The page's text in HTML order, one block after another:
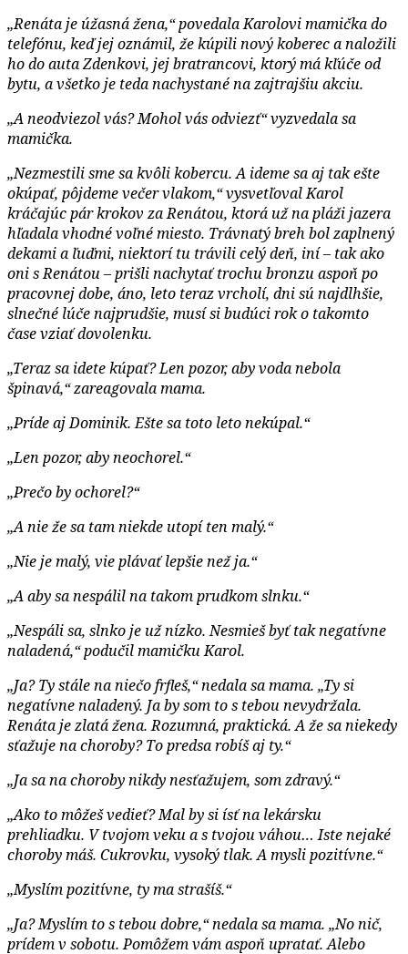
„Renáta je úžasná žena,“povedala Karolovi mamička do
telefónu, keď jej oznámil, že kúpili nový koberec a naložili
ho do auta Zdenkovi, jej bratrancovi, ktorý má kľúče od
bytu, a všetko je teda nachystané na zajtrajšiu akciu.
„A neodviezol vás? Mohol vás odviezť“vyzvedala sa
mamička.
„Nezmestili sme sa kvôli kobercu. A ideme sa aj tak ešte
okúpať, pôjdeme večer vlakom,“vysvetľoval Karol
kráčajúc pár krokov za Renátou, ktorá už na pláži jazera
hľadala vhodné voľné miesto. Trávnatý breh bol zaplnený
dekami a ľuďmi, niektorí tu trávili celý deň, iní – tak ako
oni s Renátou – prišli nachytať trochu bronzu aspoň po
pracovnej dobe, áno, leto teraz vrcholí, dni sú najdlhšie,
slnečné lúče najprudšie, musí si budúci rok o takomto
čase vziať dovolenku.
„Teraz sa idete kúpať? Len pozor, aby voda nebola
špinavá,“zareagovala mama.
„Príde aj Dominik. Ešte sa toto leto nekúpal.“
„Len pozor, aby neochorel.“
„Prečo by ochorel?“
„A nie že sa tam niekde utopí ten malý.“
„Nie je malý, vie plávať lepšie než ja.“
„A aby sa nespálil na takom prudkom slnku.“
„Nespáli sa, slnko je už nízko. Nesmieš byť tak negatívne
naladená,“podučil mamičku Karol.
„Ja? Ty stále na niečo frfleš,“nedala sa mama. „Ty si
negatívne naladený. Ja by som to s tebou nevydržala.
Renáta je zlatá žena. Rozumná, praktická. A že sa niekedy
sťažuje na choroby? To predsa robíš aj ty.“
„Ja sa na choroby nikdy nesťažujem, som zdravý.“
„Ako to môžeš vedieť? Mal by si ísť na lekársku
prehliadku. V tvojom veku a s tvojou váhou… Iste nejaké
choroby máš. Cukrovku, vysoký tlak. A mysli pozitívne.“
„Myslím pozitívne, ty ma strašíš.“
„Ja? Myslím to s tebou dobre,“nedala sa mama. „No nič,
prídem v sobotu. Pomôžem vám aspoň upratať. Alebo